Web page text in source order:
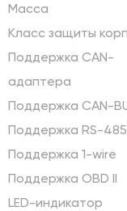
Масса
Класс защиты
Поддержка CAN-
адаптера
Поддержка CAN-
Поддержка RS-485
Поддержка 1-wire
Поддержка OBD II
LED-индикатор